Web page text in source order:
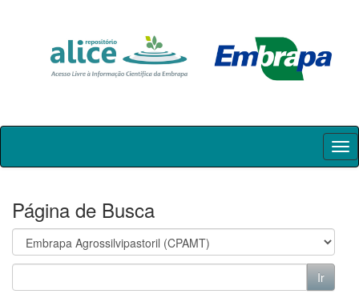
Skip
Página de Busca